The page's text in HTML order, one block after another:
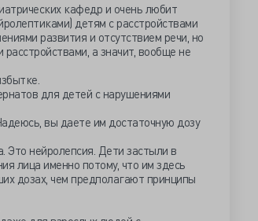
кафедр и очень любит
детям с расстройствами
развития и отсутствием речи, но
а значит, вообще не
для детей с нарушениями
вы даете им достаточную дозу
Это нейролепсия. Дети застыли в
лица именно потому, что им здесь
дозах, чем предполагают принципы